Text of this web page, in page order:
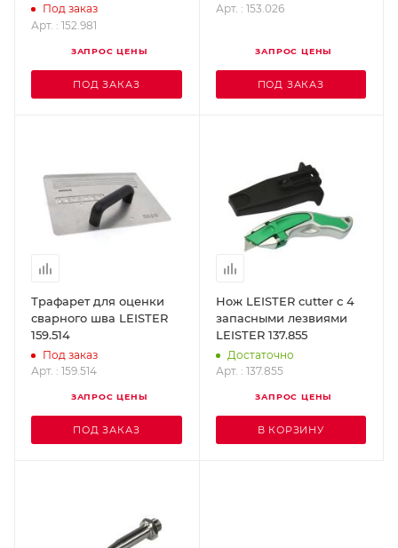
Под заказ
Арт. : 152.981
ЗАПРОС ЦЕНЫ
ПОД ЗАКАЗ
Арт. : 153.026
ЗАПРОС ЦЕНЫ
ПОД ЗАКАЗ
Трафарет для оценки
сварного шва LEISTER
159.514
Под заказ
Арт. : 159.514
ЗАПРОС ЦЕНЫ
ПОД ЗАКАЗ
Нож LEISTER cutter с 4
запасными лезвиями
LEISTER 137.855
Достаточно
Арт. : 137.855
ЗАПРОС ЦЕНЫ
В КОРЗИНУ